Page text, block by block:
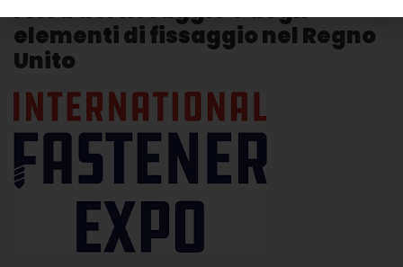
Fiera del fissaggio e degli
elementi di fissaggio nel Regno
Unito